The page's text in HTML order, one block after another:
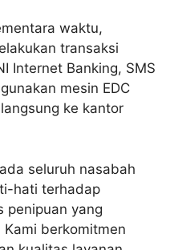
waktu,
transaksi
Internet Banking, SMS
mesin EDC
ke kantor
seluruh nasabah
hati terhadap
penipuan yang
Kami berkomitmen